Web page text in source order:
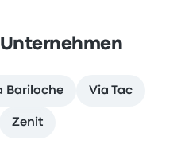
Bariloche Via Tac
Zenit